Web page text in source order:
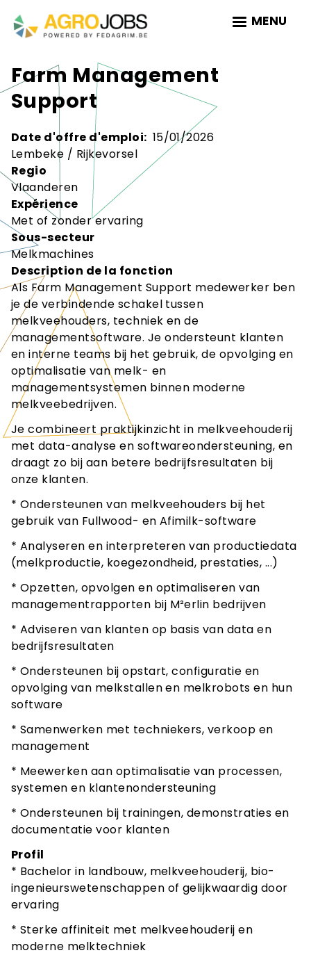
to
main
MENU
Farm Management
Support
Date d'offre d'emploi
15/01/2026
Lembeke / Rijkevorsel
Regio
Vlaanderen
Expérience
Met of zonder ervaring
Sous-secteur
Melkmachines
Description de la fonction
Als Farm Management Support medewerker ben
je de verbindende schakel tussen
melkveehouders, techniek en de
managementsoftware. Je ondersteunt klanten
en interne teams bij het gebruik, de opvolging en
optimalisatie van melk- en
managementsystemen binnen moderne
melkveebedrijven.
Je combineert praktijkinzicht in melkveehouderij
met data-analyse en softwareondersteuning, en
draagt zo bij aan betere bedrijfsresultaten bij
onze klanten.
* Ondersteunen van melkveehouders bij het
gebruik van Fullwood- en Afimilk-software
* Analyseren en interpreteren van productiedata
(melkproductie, koegezondheid, prestaties, ...)
* Opzetten, opvolgen en optimaliseren van
managementrapporten bij M²erlin bedrijven
* Adviseren van klanten op basis van data en
bedrijfsresultaten
* Ondersteunen bij opstart, configuratie en
opvolging van melkstallen en melkrobots en hun
software
* Samenwerken met techniekers, verkoop en
management
* Meewerken aan optimalisatie van processen,
systemen en klantenondersteuning
* Ondersteunen bij trainingen, demonstraties en
documentatie voor klanten
Profil
* Bachelor in landbouw, melkveehouderij, bio-
ingenieurswetenschappen of gelijkwaardig door
ervaring
* Sterke affiniteit met melkveehouderij en
moderne melktechniek